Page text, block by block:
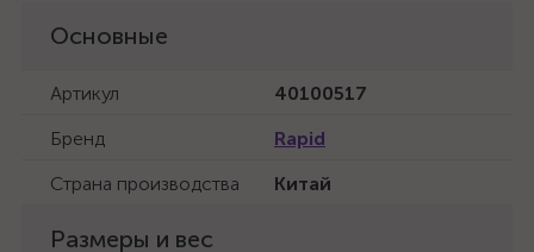
Основные
Артикул
40100517
Бренд
Rapid
Страна производства
Китай
Размеры и вес